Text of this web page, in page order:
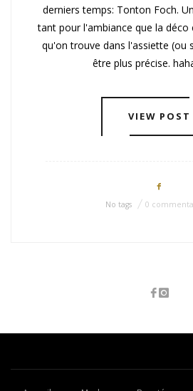
derniers temps: Tonton Foch.
tant pour l'ambiance que la déco
qu'on trouve dans l'assiette (ou
être plus précise.
VIEW POST
No tags 0